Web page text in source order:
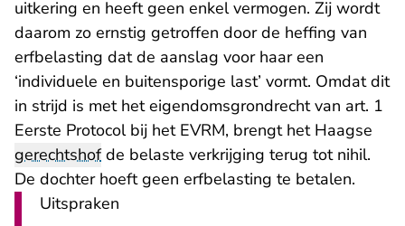
uitkering en heeft geen enkel vermogen. Zij wordt
daarom zo ernstig getroffen door de heffing van
erfbelasting dat de aanslag voor haar een
‘individuele en buitensporige last’ vormt. Omdat dit
in strijd is met het eigendomsgrondrecht van art. 1
Eerste Protocol bij het EVRM, brengt het Haagse
gerechtshofde belaste verkrijging terug tot nihil.
De dochter hoeft geen erfbelasting te betalen.
Uitspraken